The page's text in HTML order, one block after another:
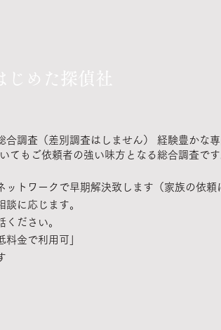
じめた探偵社
合調査（差別調査はしません） 経験豊かな
てもご依頼者の強い味方となる総合調査で
トワークで早期解決致します（家族の依頼
に応じます。
ください。
金で利用可」